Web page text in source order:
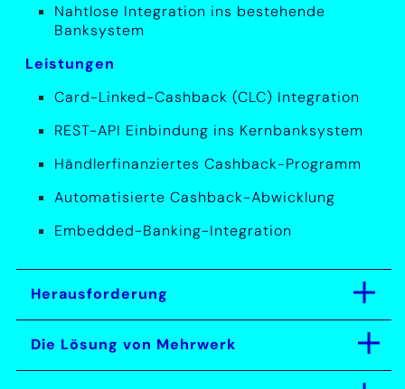
Nahtlose Integration ins bestehende
Banksystem
Leistungen
Card-Linked-Cashback (CLC) Integration
REST-API Einbindung ins Kernbanksystem
Händlerfinanziertes Cashback-Programm
Automatisierte Cashback-Abwicklung
Embedded-Banking-Integration
Herausforderung
Die App Clanq wollte ihr
Sparprodukt attraktiver
gestalten und den Nutzern
Die Lösung von Mehrwerk
Mehrwerk integrierte eine